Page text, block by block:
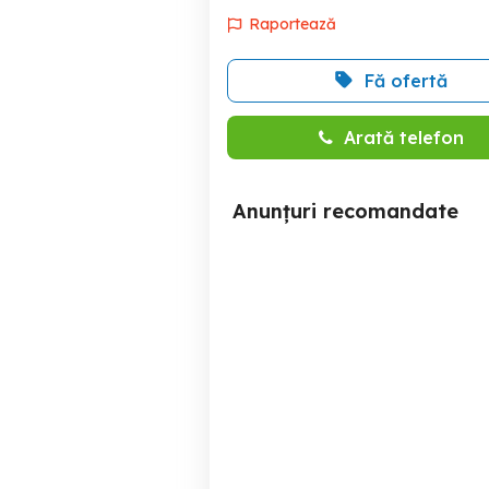
Raportează
Fă ofertă
Arată telefon
Anunțuri recomandate